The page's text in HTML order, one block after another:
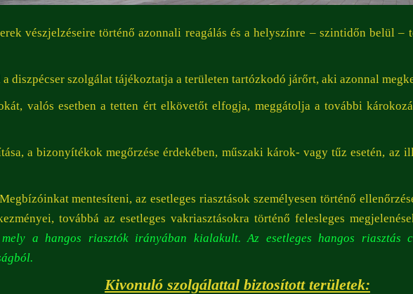
vészjelzéseire történő azonnali reagálás és a helyszínre – szintidőn belül –
diszpécser szolgálat tájékoztatja a területen tartózkodó járőrt, aki azonnal
valós esetben a tetten ért elkövetőt elfogja, meggátolja a további
a bizonyítékok megőrzése érdekében, műszaki károk- vagy tűz esetén, az
mentesíteni, az esetleges riasztások személyesen történő
továbbá az esetleges vakriasztásokra történő felesleges
a hangos riasztók irányában kialakult. Az esetleges hangos riasztás
Kivonuló szolgálattal biztosított területek: